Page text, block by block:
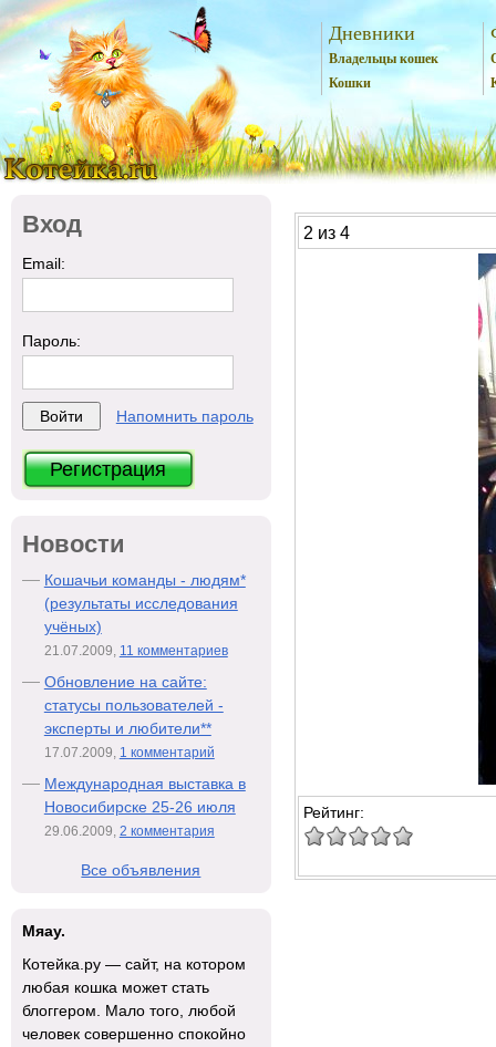
Дневники
Владельцы кошек
Кошки
2 из 4
Рейтинг:
Вход
Email:
Пароль:
Напомнить пароль
Регистрация
Новости
Кошачьи команды - людям*
(результаты исследования
учёных)
21.07.2009, 11 комментариев
Обновление на сайте:
статусы пользователей -
эксперты и любители**
17.07.2009, 1 комментарий
Международная выставка в
Новосибирске 25-26 июля
29.06.2009, 2 комментария
Все объявления
Мяау.
Котейка.ру — сайт, на котором
любая кошка может стать
блоггером. Мало того, любой
человек совершенно спокойно